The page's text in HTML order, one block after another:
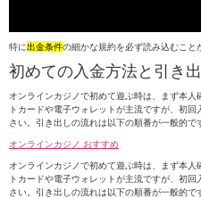
特に出金条件の細かな規約を必ず読み込むこと
初めての入金方法と引き
オンラインカジノで初めて遊ぶ時は、まず本
トカードや電子ウォレットが主流ですが、初
さい。引き出しの流れは以下の順番が一般的で
オンラインカジノ おすすめ
オンラインカジノで初めて遊ぶ時は、まず本
トカードや電子ウォレットが主流ですが、初
さい。引き出しの流れは以下の順番が一般的で